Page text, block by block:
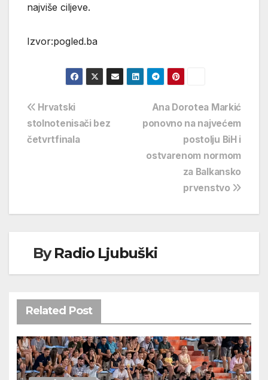
najviše ciljeve.
Izvor:pogled.ba
Navigacija
objava
Ana Dorotea Markić
ponovno na najvećem
postolju BiH i
ostvarenom normom
za Balkansko
prvenstvo
Hrvatski
stolnotenisači bez
četvrtfinala
ByRadio Ljubuški
Related Post